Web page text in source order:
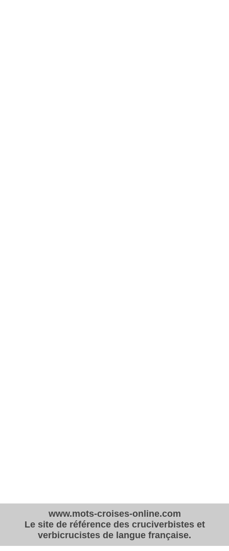
www.mots-croises-online.com
Le site de référence des cruciverbistes et
verbicrucistes de langue française.